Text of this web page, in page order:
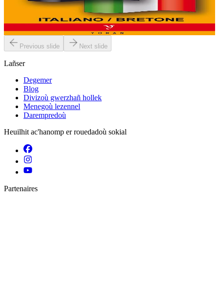
8000 ger ha troidigezh & fonetik a ya d'ober ar geriadur chakod-
mañ. Kavout a reer e-barzh geriaoueg ar vuhez pemdez.
Er stok6,00 €
Previous slide Next slide
Lañser
Degemer
Blog
Divizoù gwerzhañ hollek
Menegoù lezennel
Darempredoù
Heuilhit ac'hanomp er rouedadoù sokial
Partenaires